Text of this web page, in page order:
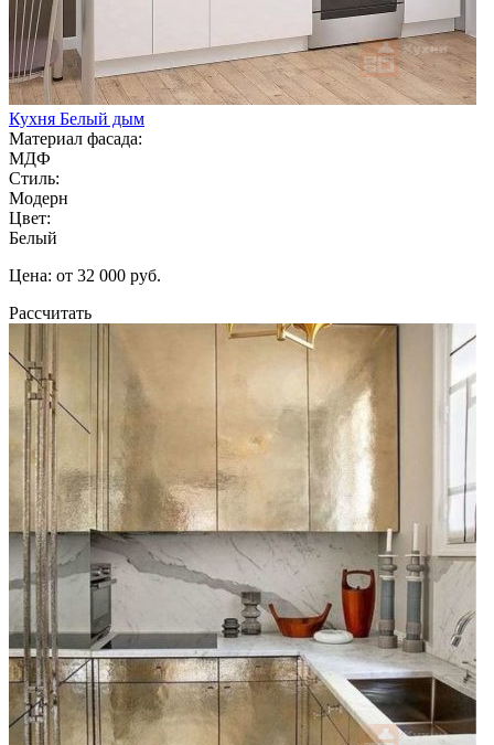
Кухня Белый дым
Материал фасада:
МДФ
Стиль:
Модерн
Цвет:
Белый
Цена: от 32 000 руб.
Рассчитать